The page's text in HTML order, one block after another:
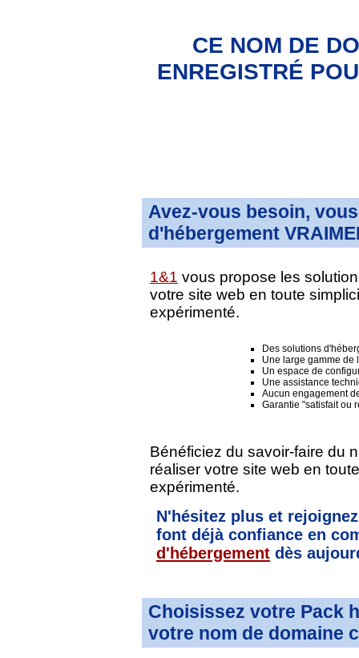
CE NOM DE
ENREGISTRÉ
Avez-vous besoin,
d'hébergement
1&1 vous propose les
votre site web en toute
expérimenté.
Des solutions
Une large gamme de
Un espace de
Une assistance
Aucun engagement
Garantie "satisfait ou
Bénéficiez du savoir-faire du
réaliser votre site web en
expérimenté.
N'hésitez plus et
font déjà confiance en
d'hébergement dès
Choisissez votre Pack
votre nom de domaine